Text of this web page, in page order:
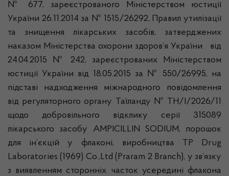
№ 677, зареєстрованого Міністерством юстиції
України 26.11.2014 за № 1515/26292, Правил утилізації
та знищення лікарських засобів, затверджених
наказом Міністерства охорони здоров’я України від
24.04.2015 № 242, зареєстрованих Міністерством
юстиції України від 18.05.2015 за № 550/26995, на
підставі надходження міжнародного повідомлення
від регуляторного органу Таїланду № TH/I/2026/11
щодо добровільного відклику серії 315089
лікарського засобу AMPICILLIN SODIUM, порошок
для ін’єкцій у флаконі, виробництва TP Drug
Laboratories (1969) Co.,Ltd (Praram 2 Branch), у зв’язку
з виявленням сторонніх часток усередині флакона